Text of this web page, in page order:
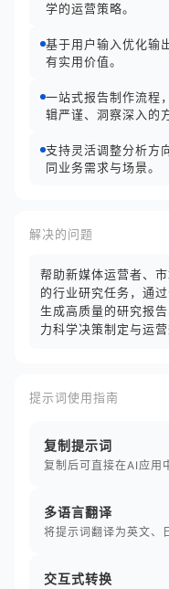
学的运营策略。
基于用户输入优化输
有实用价值。
一站式报告制作流程
辑严谨、洞察深入的
支持灵活调整分析方
同业务需求与场景。
解决的问题
帮助新媒体运营者、
的行业研究任务，通
生成高质量的研究报
力科学决策制定与运营
提示词使用指南
复制提示词
复制后可直接在AI应用
多语言翻译
将提示词翻译为英文、
交互式转换